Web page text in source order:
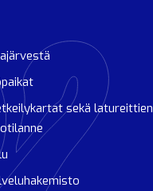
sekä latureittien